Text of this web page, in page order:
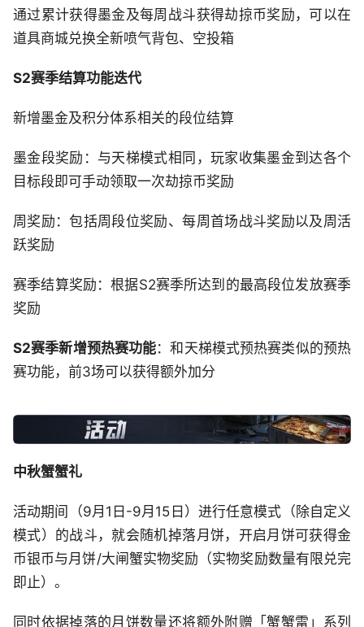
通过累计获得墨金及每周战斗获得劫掠币奖励，可以在
道具商城兑换全新喷气背包、空投箱
S2赛季结算功能迭代
新增墨金及积分体系相关的段位结算
墨金段奖励：与天梯模式相同，玩家收集墨金到达各个
目标段即可手动领取一次劫掠币奖励
周奖励：包括周段位奖励、每周首场战斗奖励以及周活
跃奖励
赛季结算奖励：根据S2赛季所达到的最高段位发放赛季
奖励
S2赛季新增预热赛功能：和天梯模式预热赛类似的预热
赛功能，前3场可以获得额外加分
中秋蟹蟹礼
活动期间（9月1日-9月15日）进行任意模式（除自定义
模式）的战斗，就会随机掉落月饼，开启月饼可获得金
币银币与月饼/大闸蟹实物奖励（实物奖励数量有限兑完
即止）。
同时依据掉落的月饼数量还将额外附赠「蟹蟹雷」系列